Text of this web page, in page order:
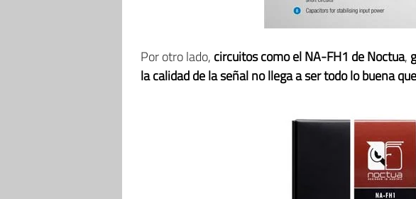
Por otro lado, circuitos como el NA-FH1 de Noctua,
la calidad de la señal no llega a ser todo lo buena